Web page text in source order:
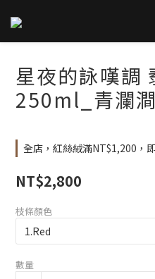
星夜的詠嘆調
250ml_青瀾澗
全店，紅絲絨滿NT$1,200，
NT$2,800
枝條顏色
數量